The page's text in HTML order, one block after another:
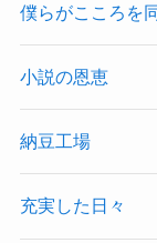
僕らがこころを
小説の恩恵
納豆工場
充実した日々